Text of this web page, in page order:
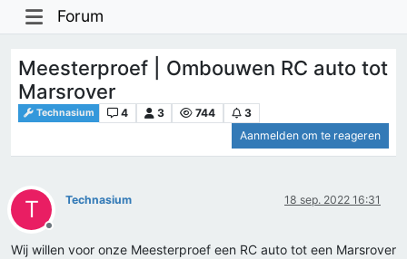
Forum
Meesterproef | Ombouwen RC auto tot
Marsrover
Technasium 4 3 744
3
Aanmelden om te reageren
T
Offline
Technasium 18 sep. 2022 16:31
Wij willen voor onze Meesterproef een RC auto tot een Marsrover